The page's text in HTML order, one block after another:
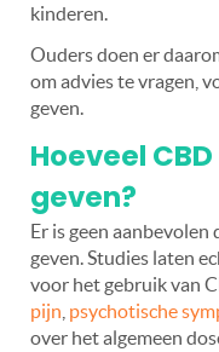
kinderen.
Ouders doen er
om advies te vragen,
geven.
Hoeveel
geven?
Er is geen
geven. Studies laten
voor het gebruik van
pijn psychotische
over het algemeen